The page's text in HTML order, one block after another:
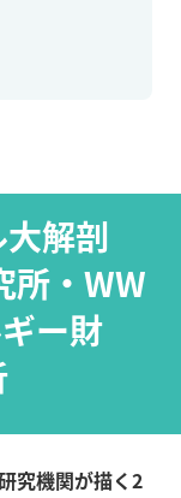
解剖
所・WW
ー財
究機関が描く2